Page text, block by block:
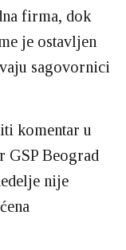
firma, dok
je ostavljen
sagovornici
komentar u
GSP Beograd
nije